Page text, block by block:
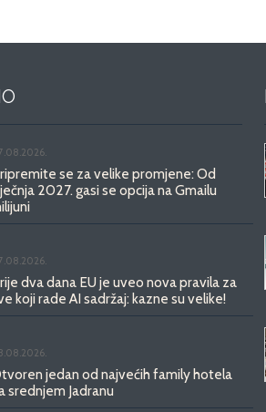
se za velike promjene: Od
2027. gasi se opcija na Gmailu
dva dana EU je uveo nova pravila za
koji rade AI sadržaj: kazne su velike!
jedan od najvećih family hotela
srednjem Jadranu